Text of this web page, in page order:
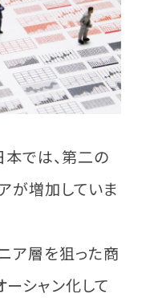
では、第二の
が増加していま
ア層を狙った商
ーシャン化して